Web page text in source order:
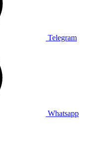
Telegram
Whatsapp